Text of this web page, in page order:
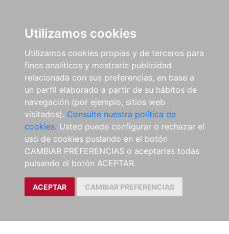
Utilizamos cookies
Utilizamos cookies propias y de terceros para
fines analíticos y mostrarle publicidad
relacionada con sus preferencias, en base a
un perfil elaborado a partir de su hábitos de
navegación (por ejemplo, sitios web
visitados). Consulte nuestra política de
cookies. Usted puede configurar o rechazar el
uso de cookies puslando en el botón
CAMBIAR PREFERENCIAS o aceptarlas todas
pulsando el botón ACEPTAR.
ACEPTAR CAMBIAR PREFERENCIAS